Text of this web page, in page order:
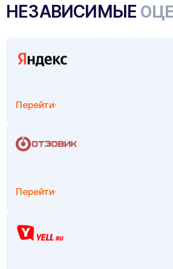
НЕЗАВИСИМЫЕ
Перейти
Перейти